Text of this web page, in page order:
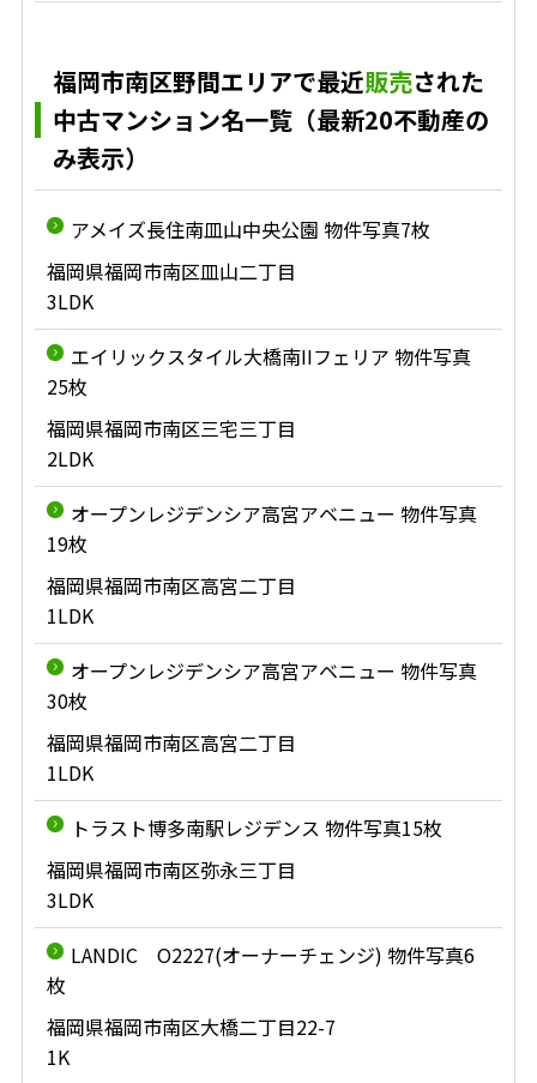
福岡市南区野間エリアで最近販売された
中古マンション名一覧（最新20不動産の
み表示）
アメイズ長住南皿山中央公園 物件写真7枚
福岡県福岡市南区皿山二丁目
3LDK
エイリックスタイル大橋南IIフェリア 物件写真
25枚
福岡県福岡市南区三宅三丁目
2LDK
オープンレジデンシア高宮アベニュー 物件写真
19枚
福岡県福岡市南区高宮二丁目
1LDK
オープンレジデンシア高宮アベニュー 物件写真
30枚
福岡県福岡市南区高宮二丁目
1LDK
トラスト博多南駅レジデンス 物件写真15枚
福岡県福岡市南区弥永三丁目
3LDK
LANDIC O2227(オーナーチェンジ) 物件写真6
枚
福岡県福岡市南区大橋二丁目22-7
1K